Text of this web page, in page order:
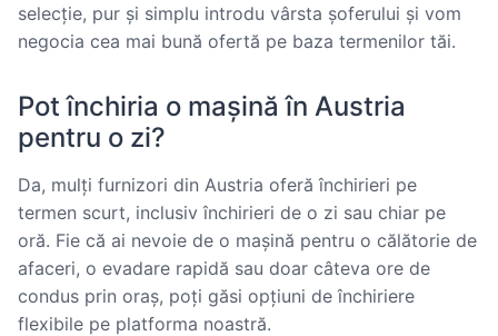
selecție, pur și simplu introdu vârsta șoferului și vom
negocia cea mai bună ofertă pe baza termenilor tăi.
Pot închiria o mașină în Austria
pentru o zi?
Da, mulți furnizori din Austria oferă închirieri pe
termen scurt, inclusiv închirieri de o zi sau chiar pe
oră. Fie că ai nevoie de o mașină pentru o călătorie de
afaceri, o evadare rapidă sau doar câteva ore de
condus prin oraș, poți găsi opțiuni de închiriere
flexibile pe platforma noastră.